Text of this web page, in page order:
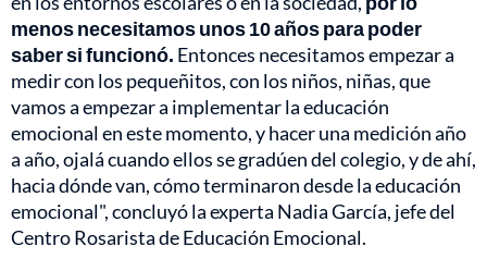
menos necesitamos unos 10 años para poder
saber si funcionó. Entonces necesitamos empezar a
medir con los pequeñitos, con los niños, niñas, que
vamos a empezar a implementar la educación
emocional en este momento, y hacer una medición año
a año, ojalá cuando ellos se gradúen del colegio, y de ahí,
hacia dónde van, cómo terminaron desde la educación
emocional", concluyó la experta Nadia García, jefe del
Centro Rosarista de Educación Emocional.